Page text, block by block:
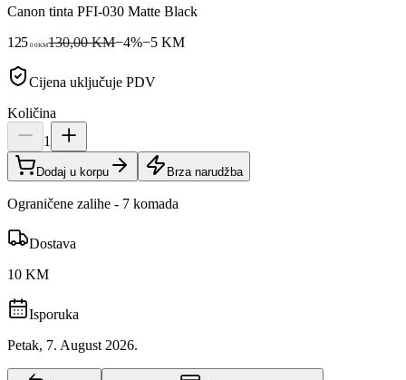
Canon tinta PFI-030 Matte Black
125 00KM130,00 KM−4%−5 KM
Cijena uključuje PDV
Količina
1
Dodaj u korpu Brza narudžba
Ograničene zalihe - 7 komada
Dostava
10 KM
Isporuka
Petak, 7. August 2026.